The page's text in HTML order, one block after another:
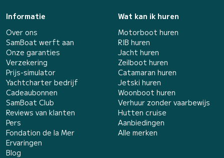
Informatie
Over ons
SamBoat werft aan
Onze garanties
Verzekering
Prijs-simulator
Yachtcharter bedrijf
Cadeaubonnen
SamBoat Club
Reviews van klanten
Pers
Fondation de la Mer
Ervaringen
Blog
Wat kan ik huren
Motorboot huren
RIB huren
Jacht huren
Zeilboot huren
Catamaran huren
Jetski huren
Woonboot huren
Verhuur zonder vaarbewijs
Hutten cruise
Aanbiedingen
Alle merken